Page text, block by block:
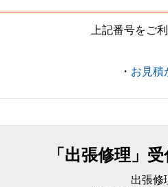
上記番号をご
・ お見積
「出張修理」
出張修